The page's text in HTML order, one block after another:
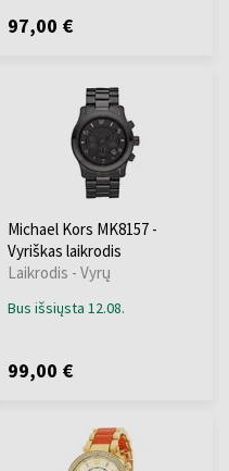
97,00 €
Michael Kors MK8157 -
Vyriškas laikrodis
Laikrodis - Vyrų
Bus išsiųsta 12.08.
99,00 €